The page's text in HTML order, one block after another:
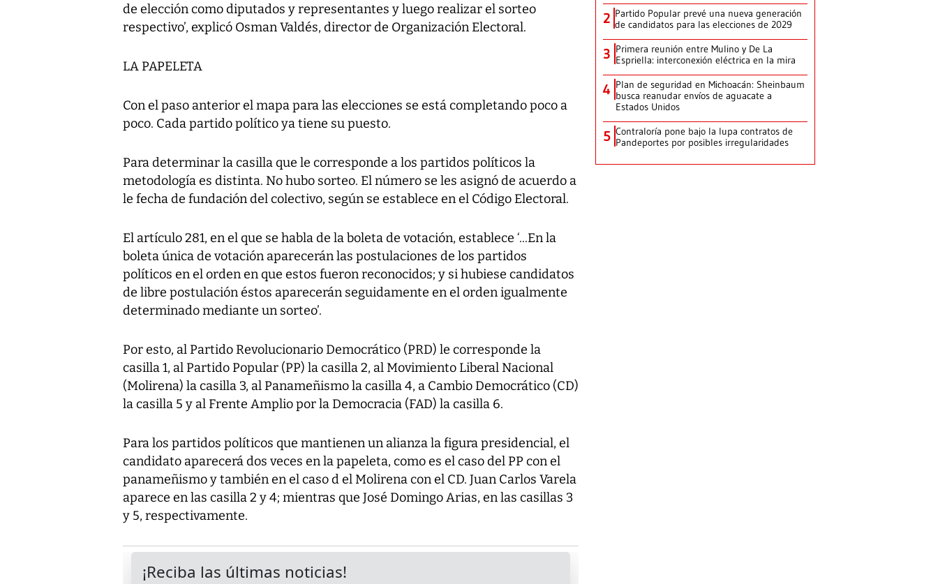
de elección como diputados y representantes y luego realizar el sorteo
respectivo’, explicó Osman Valdés, director de Organización Electoral.
LA PAPELETA
Con el paso anterior el mapa para las elecciones se está completando poco a
poco. Cada partido político ya tiene su puesto.
Para determinar la casilla que le corresponde a los partidos políticos la
metodología es distinta. No hubo sorteo. El número se les asignó de acuerdo a
le fecha de fundación del colectivo, según se establece en el Código Electoral.
El artículo 281, en el que se habla de la boleta de votación, establece ‘...En la
boleta única de votación aparecerán las postulaciones de los partidos
políticos en el orden en que estos fueron reconocidos; y si hubiese candidatos
de libre postulación éstos aparecerán seguidamente en el orden igualmente
determinado mediante un sorteo’.
Por esto, al Partido Revolucionario Democrático (PRD) le corresponde la
casilla 1, al Partido Popular (PP) la casilla 2, al Movimiento Liberal Nacional
(Molirena) la casilla 3, al Panameñismo la casilla 4, a Cambio Democrático (CD)
la casilla 5 y al Frente Amplio por la Democracia (FAD) la casilla 6.
Para los partidos políticos que mantienen un alianza la figura presidencial, el
candidato aparecerá dos veces en la papeleta, como es el caso del PP con el
panameñismo y también en el caso d el Molirena con el CD. Juan Carlos Varela
aparece en las casilla 2 y 4; mientras que José Domingo Arias, en las casillas 3
y 5, respectivamente.
2 Partido Popular prevé una nueva generación
de candidatos para las elecciones de 2029
3 Primera reunión entre Mulino y De La
Espriella: interconexión eléctrica en la mira
4 Plan de seguridad en Michoacán: Sheinbaum
busca reanudar envíos de aguacate a
Estados Unidos
5 Contraloría pone bajo la lupa contratos de
Pandeportes por posibles irregularidades